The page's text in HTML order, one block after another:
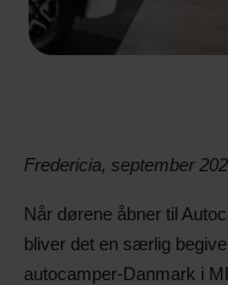
Fredericia, september
Når dørene åbner til
bliver det en særlig
autocamper-Danmark i